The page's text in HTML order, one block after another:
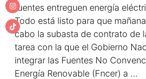
fuentes entreguen energía
Todo está listo para que
cabo la subasta de contrato de
tarea con la que el Gobierno
integrar las Fuentes No
Energía Renovable (Fncer) a …